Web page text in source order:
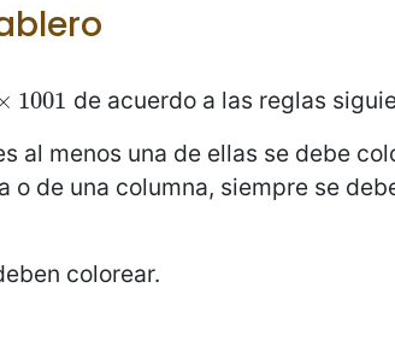
1001
1001
de acuerdo a las reglas
al menos una de ellas se debe
de una columna, siempre se
colorear.